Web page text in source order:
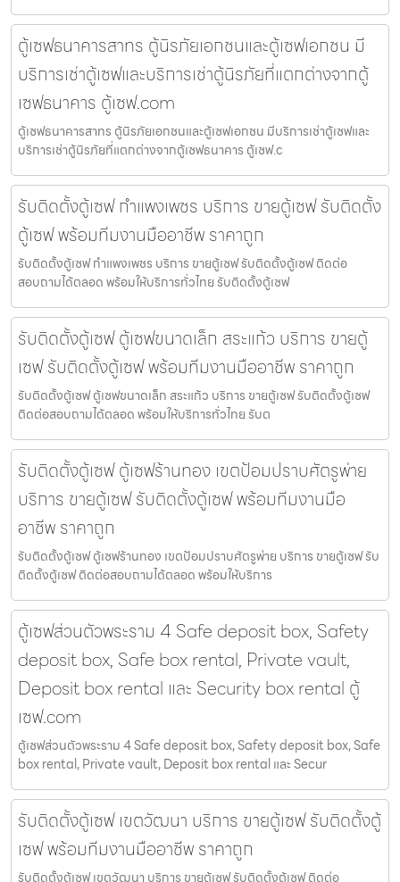
ตู้เซฟธนาคารสาทร ตู้นิรภัยเอกชนและตู้เซฟเอกชน มี
บริการเช่าตู้เซฟและบริการเช่าตู้นิรภัยที่แตกต่างจากตู้
เซฟธนาคาร ตู้เซฟ.com
ตู้เซฟธนาคารสาทร ตู้นิรภัยเอกชนและตู้เซฟเอกชน มีบริการเช่าตู้เซฟและ
บริการเช่าตู้นิรภัยที่แตกต่างจากตู้เซฟธนาคาร ตู้เซฟ.c
รับติดตั้งตู้เซฟ กำแพงเพชร บริการ ขายตู้เซฟ รับติดตั้ง
ตู้เซฟ พร้อมทีมงานมืออาชีพ ราคาถูก
รับติดตั้งตู้เซฟ กำแพงเพชร บริการ ขายตู้เซฟ รับติดตั้งตู้เซฟ ติดต่อ
สอบถามได้ตลอด พร้อมให้บริการทั่วไทย รับติดตั้งตู้เซฟ
รับติดตั้งตู้เซฟ ตู้เซฟขนาดเล็ก สระแก้ว บริการ ขายตู้
เซฟ รับติดตั้งตู้เซฟ พร้อมทีมงานมืออาชีพ ราคาถูก
รับติดตั้งตู้เซฟ ตู้เซฟขนาดเล็ก สระแก้ว บริการ ขายตู้เซฟ รับติดตั้งตู้เซฟ
ติดต่อสอบถามได้ตลอด พร้อมให้บริการทั่วไทย รับต
รับติดตั้งตู้เซฟ ตู้เซฟร้านทอง เขตป้อมปราบศัตรูพ่าย
บริการ ขายตู้เซฟ รับติดตั้งตู้เซฟ พร้อมทีมงานมือ
อาชีพ ราคาถูก
รับติดตั้งตู้เซฟ ตู้เซฟร้านทอง เขตป้อมปราบศัตรูพ่าย บริการ ขายตู้เซฟ รับ
ติดตั้งตู้เซฟ ติดต่อสอบถามได้ตลอด พร้อมให้บริการ
ตู้เซฟส่วนตัวพระราม 4 Safe deposit box, Safety
deposit box, Safe box rental, Private vault,
Deposit box rental และ Security box rental ตู้
เซฟ.com
ตู้เซฟส่วนตัวพระราม 4 Safe deposit box, Safety deposit box, Safe
box rental, Private vault, Deposit box rental และ Secur
รับติดตั้งตู้เซฟ เขตวัฒนา บริการ ขายตู้เซฟ รับติดตั้งตู้
เซฟ พร้อมทีมงานมืออาชีพ ราคาถูก
รับติดตั้งตู้เซฟ เขตวัฒนา บริการ ขายตู้เซฟ รับติดตั้งตู้เซฟ ติดต่อ